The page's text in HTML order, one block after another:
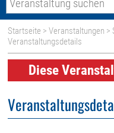
Startseite >Veranstaltungen >
Veranstaltungsdetails
Diese